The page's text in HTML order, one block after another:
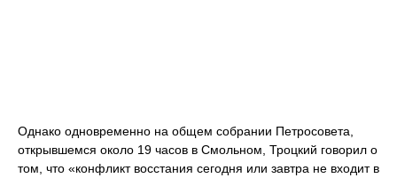
Однако одновременно на общем собрании Петросовета,
открывшемся около 19 часов в Смольном, Троцкий говорил о
том, что «конфликт восстания сегодня или завтра не входит в